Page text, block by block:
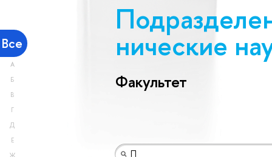
Все
А
Б
В
Г
Д
Е
ничес­кие
Факультет